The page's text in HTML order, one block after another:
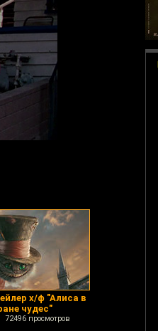
х/ф "Алиса в
чудес"
72496 просмотров